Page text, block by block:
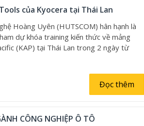
của Kyocera tại Thái Lan
Hoàng Uyên (HUTSCOM) hân hạnh là
dự khóa training kiến thức về mảng
(KAP) tại Thái Lan trong 2 ngày từ
Đọc thêm
CÔNG NGHIỆP Ô TÔ